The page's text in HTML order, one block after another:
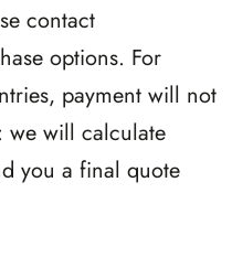
contact
options. For
payment will not
we will calculate
you a final quote